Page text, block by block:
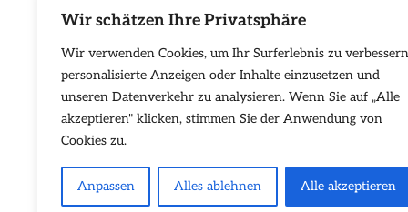
Wir schätzen Ihre Privatsphäre
Wir verwenden Cookies, um Ihr Surferlebnis zu
personalisierte Anzeigen oder Inhalte einzusetzen und
unseren Datenverkehr zu analysieren. Wenn Sie auf „Alle
akzeptieren" klicken, stimmen Sie der Anwendung von
Cookies zu.
Anpassen Alles ablehnen Alle akzeptieren